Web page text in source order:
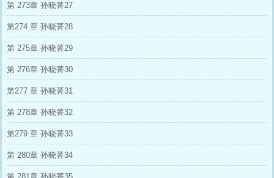
第 273章 孙晓菁27
第274 章 孙晓菁28
第 275章 孙晓菁29
第 276章 孙晓菁30
第277 章 孙晓菁31
第 278章 孙晓菁32
第279 章 孙晓菁33
第 280章 孙晓菁34